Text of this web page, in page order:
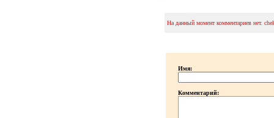
На данный момент комментариев нет.
Имя:
Комментарий: